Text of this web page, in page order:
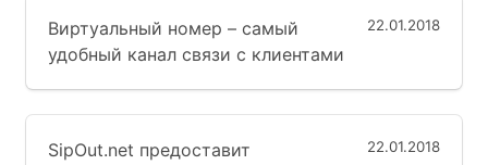
22.01.2018
Виртуальный номер – самый
удобный канал связи с клиентами
22.01.2018
SipOut.net предоставит